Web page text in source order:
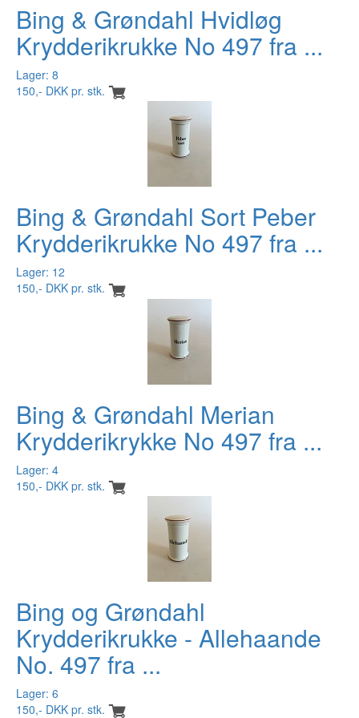
Bing & Grøndahl Hvidløg
Krydderikrukke No 497 fra ...
Lager: 8
150,- DKK pr. stk.
Bing & Grøndahl Sort Peber
Krydderikrukke No 497 fra ...
Lager: 12
150,- DKK pr. stk.
Bing & Grøndahl Merian
Krydderikrykke No 497 fra ...
Lager: 4
150,- DKK pr. stk.
Bing og Grøndahl
Krydderikrukke - Allehaande
No. 497 fra ...
Lager: 6
150,- DKK pr. stk.